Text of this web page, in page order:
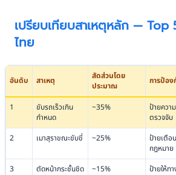
เปรียบเทียบสาเหตุหลัก — Top
ไทย
อันดับ สาเหตุ
สัดส่วนโดย
ประมาณ
การป้อ
1
ขับรถเร็วเกิน
กำหนด
~35%
ป้ายควา
ตรวจจับ
2
เมาสุราขณะขับขี่ ~25%
ป้ายเตือ
กฎหมาย
3
ตัดหน้ากระชั้นชิด ~15%
ป้ายให้ท